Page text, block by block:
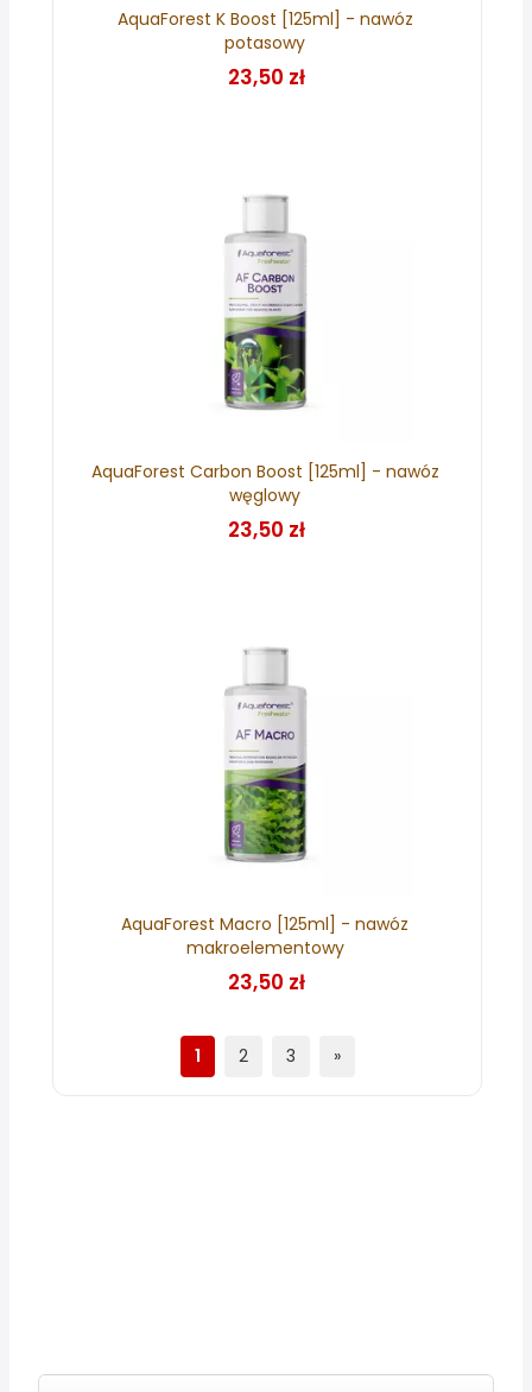
AquaForest K Boost [125ml] - nawóz
potasowy
23,50 zł
AquaForest Carbon Boost [125ml] - nawóz
węglowy
23,50 zł
AquaForest Macro [125ml] - nawóz
makroelementowy
23,50 zł
1 2 3 »